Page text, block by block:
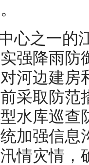
心之一的
强降雨防
河边建房
采取防范
水库巡查
加强信息
情灾情，